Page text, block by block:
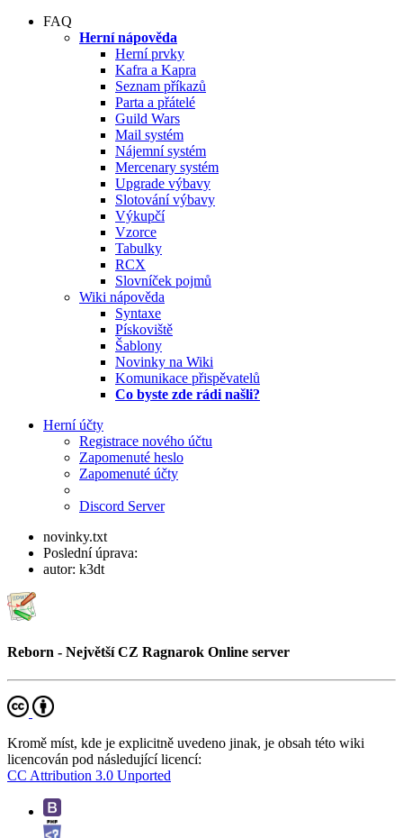
FAQ
Herní nápověda
Herní prvky
Kafra a Kapra
Seznam příkazů
Parta a přátelé
Guild Wars
Mail systém
Nájemní systém
Mercenary systém
Upgrade výbavy
Slotování výbavy
Výkupčí
Vzorce
Tabulky
RCX
Slovníček pojmů
Wiki nápověda
Syntaxe
Pískoviště
Šablony
Novinky na Wiki
Komunikace přispěvatelů
Co byste zde rádi našli?
Herní účty
Registrace nového účtu
Zapomenuté heslo
Zapomenuté účty
Discord Server
novinky.txt
Poslední úprava:
autor: k3dt
Reborn - Největší CZ Ragnarok Online server
Kromě míst, kde je explicitně uvedeno jinak, je obsah této wiki
licencován pod následující licencí:
CC Attribution 3.0 Unported